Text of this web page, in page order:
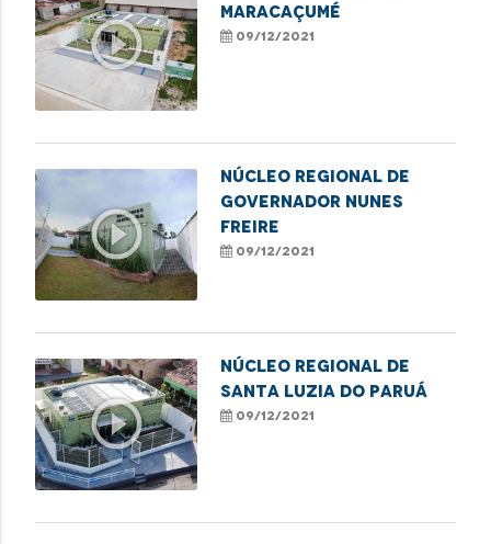
play_circle_outline
MARACAÇUMÉ
09/12/2021
play_circle_outline
NÚCLEO REGIONAL DE
GOVERNADOR NUNES
FREIRE
09/12/2021
play_circle_outline
NÚCLEO REGIONAL DE
SANTA LUZIA DO PARUÁ
09/12/2021